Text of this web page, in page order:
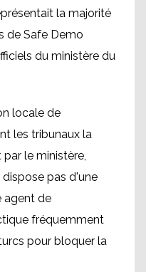
la majorité
de Safe Demo
du ministère du
locale de
les tribunaux la
le ministère,
pas d'une
agent de
fréquemment
pour bloquer la